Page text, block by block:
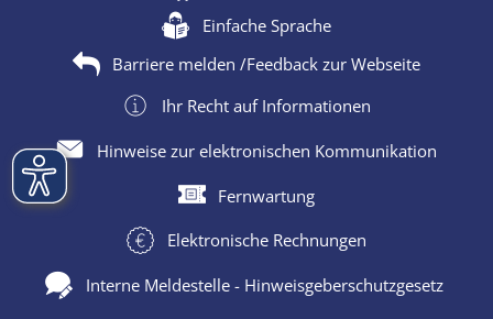
Einfache Sprache
Barriere melden /Feedback zur Webseite
Ihr Recht auf Informationen
Hinweise zur elektronischen Kommunikation
Fernwartung
Elektronische Rechnungen
Interne Meldestelle - Hinweisgeberschutzgesetz